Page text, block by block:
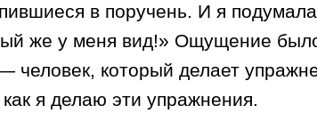
в поручень. И я
же у меня вид!» Ощущение
человек, который делает
я делаю эти упражнения.